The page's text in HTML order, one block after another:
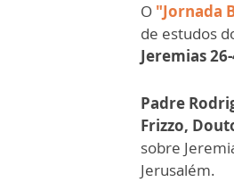
O "Jornada
de estudos
Jeremias
Padre
Frizzo,
sobre
Jerusalém.